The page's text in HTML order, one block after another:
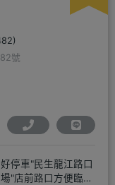
號
停車"民生龍江路口
"店前路口方便臨停